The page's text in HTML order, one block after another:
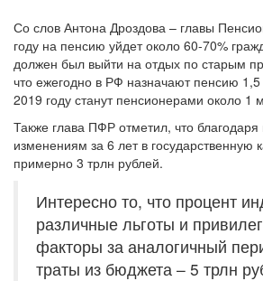
Со слов Антона Дроздова – главы
году на пенсию уйдет около 60-70%
должен был выйти на отдых по старым
что ежегодно в РФ назначают пенсию
2019 году станут пенсионерами около 1
Также глава ПФР отметил, что
изменениям за 6 лет в государственную
примерно 3 трлн рублей.
Интересно то, что процент
различные льготы и
факторы за аналогичный
траты из бюджета – 5 трлн